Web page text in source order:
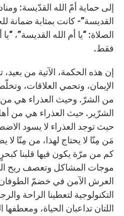
إلى حماية أمّ الله القدّيسة:
القديسة”- كانت بمثابة ضمانة
الصلاة: “يا أم الله القديسة”،
فقط.
إن هذه الحكمة، الآتية من
الإيمان، وتحمي العلاقات،
من الشرّ. وحيث العذراء هي من
الشرّير. حيث العذراء هي من
حيث توجد العذراء لا يسود
مَن مِنّا لا يحتاج لهذا، من مِنّا لا
كم من مرّة يكون فيها قلبنا
موجات المشاكل وتعصف ريح
العرش الآمن في خضمّ
التكنولوجية لتعطينا الراحة
اللتان تداعبان الحياة،